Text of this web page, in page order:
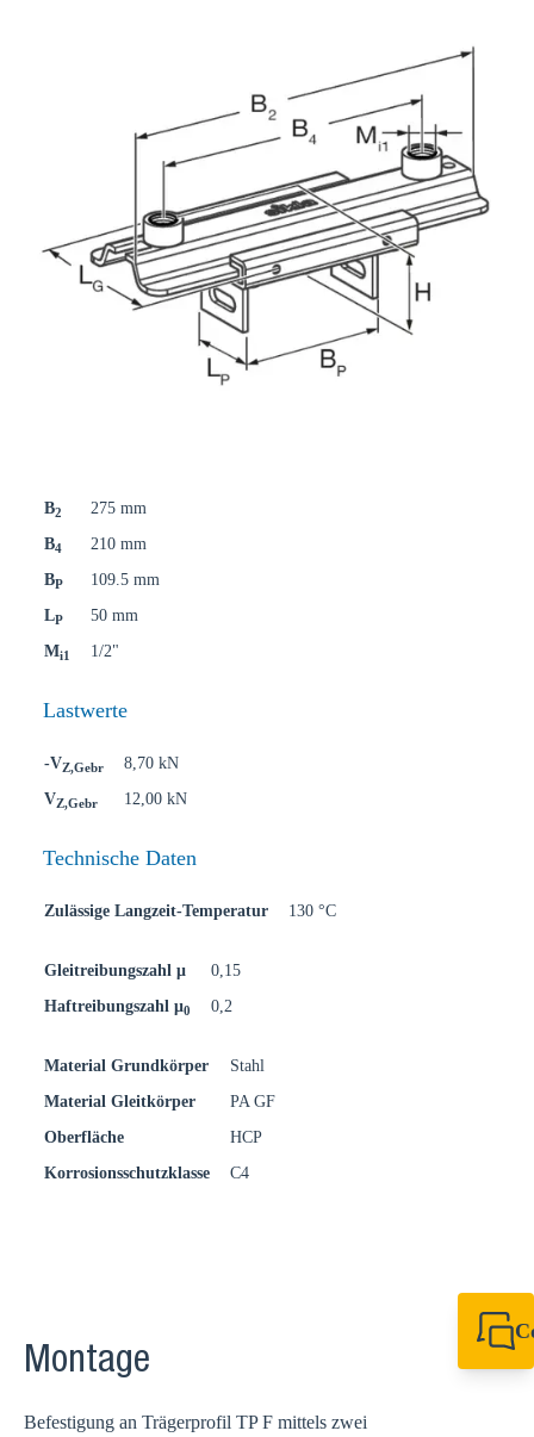
B2
275 mm
B4
210 mm
BP
109.5 mm
LP
50 mm
Mi1 1/2"
Lastwerte
-VZ,Gebr
8,70 kN
VZ,Gebr 12,00 kN
Technische Daten
Zulässige Langzeit-Temperatur 130 °C
Gleitreibungszahl μ
0,15
Haftreibungszahl μ0 0,2
Material Grundkörper
Stahl
Material Gleitkörper
PA GF
Oberfläche
HCP
Korrosionsschutzklasse
C4
Montage
Befestigung an Trägerprofil TP F mittels zwei